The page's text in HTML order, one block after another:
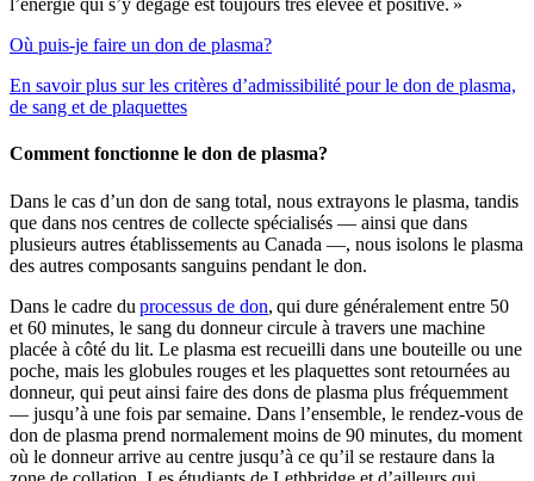
l’énergie qui s’y dégage est toujours très élevée et positive. »
Où puis-je faire un don de plasma?
En savoir plus sur les critères d’admissibilité pour le don de plasma,
de sang et de plaquettes
Comment fonctionne le don de plasma?
Dans le cas d’un don de sang total, nous extrayons le plasma, tandis
que dans nos centres de collecte spécialisés ― ainsi que dans
plusieurs autres établissements au Canada ―, nous isolons le plasma
des autres composants sanguins pendant le don.
Dans le cadre du processus de don, qui dure généralement entre 50
et 60 minutes, le sang du donneur circule à travers une machine
placée à côté du lit. Le plasma est recueilli dans une bouteille ou une
poche, mais les globules rouges et les plaquettes sont retournées au
donneur, qui peut ainsi faire des dons de plasma plus fréquemment
― jusqu’à une fois par semaine. Dans l’ensemble, le rendez-vous de
don de plasma prend normalement moins de 90 minutes, du moment
où le donneur arrive au centre jusqu’à ce qu’il se restaure dans la